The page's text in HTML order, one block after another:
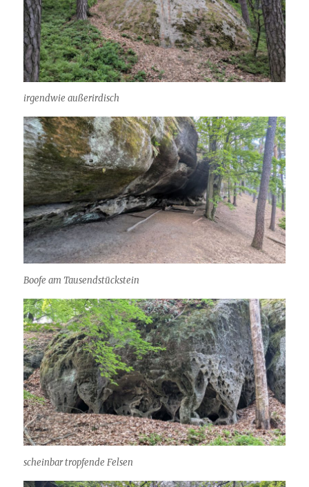
irgendwie außerirdisch
Boofe am Tausendstückstein
scheinbar tropfende Felsen